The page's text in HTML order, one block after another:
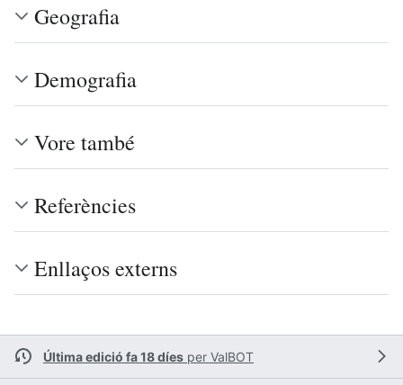
Geografia
Demografia
Vore també
Referències
Enllaços externs
Última edició fa 18 díes per ValBOT